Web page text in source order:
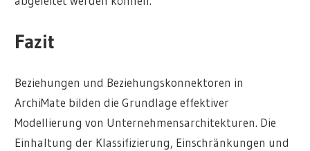
Fazit
Beziehungen und Beziehungskonnektoren in
ArchiMate bilden die Grundlage effektiver
Modellierung von Unternehmensarchitekturen. Die
Einhaltung der Klassifizierung, Einschränkungen und